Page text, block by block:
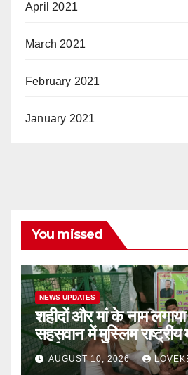
April 2021
March 2021
February 2021
January 2021
You missed
NEWS UPDATES
शहीदों और मां के नाम
सहसवान में मुस्लिम
कार्यक्रम
AUGUST 10, 2026